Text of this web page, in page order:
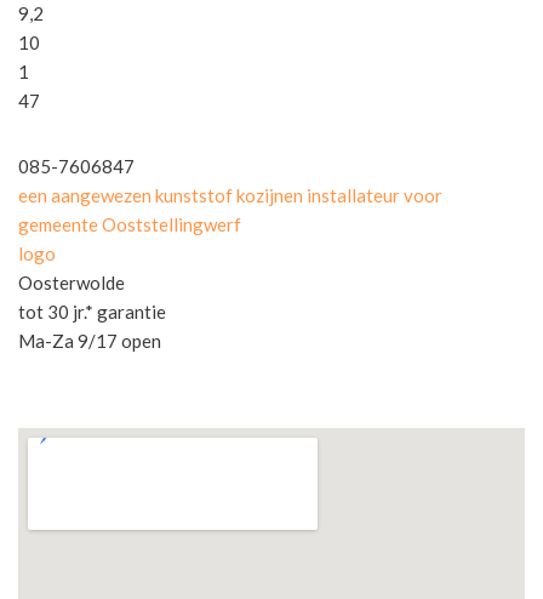
9,2
10
1
47
085-7606847
een aangewezen kunststof kozijnen installateur voor
gemeente Ooststellingwerf
logo
Oosterwolde
tot 30 jr.* garantie
Ma-Za 9/17 open